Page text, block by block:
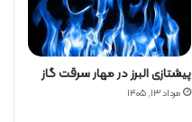
پیشتازی البرز در مهار سرقت گاز
مرداد ۱۳, ۱۴۰۵